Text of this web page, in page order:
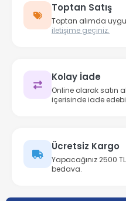
Toptan Satış
Toptan alımda
iletişime geçiniz.
Kolay İade
Online olarak satın
içerisinde iade
Ücretsiz Kargo
Yapacağınız 2500
bedava.